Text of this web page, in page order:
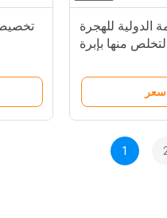
الدولية للهجرة
منها بإبرة
1